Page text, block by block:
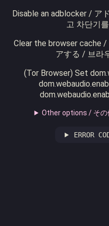
Disable an adblocker / ア
고 차단기
Clear the browser cache
アする / 브라
(Tor Browser) Set
Other options / その
ERROR